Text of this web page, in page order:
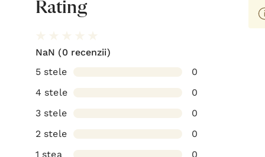
Rating
NaN (0 recenzii)
5 stele
0
4 stele
0
3 stele
0
2 stele
0
1 stea
0